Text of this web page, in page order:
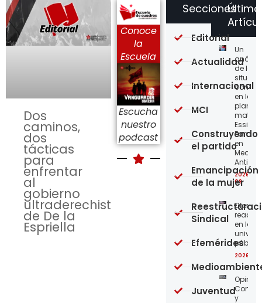
Dos
caminos,
dos
tácticas
para
enfrentar
al
gobierno
ultraderechista
de De la
Espriella
Conoce
la
Escuela
Escucha
nuestro
podcast
Un
de la
en la
planta
matriz
Essity-
Familia
en
2026-
08
en las
2026-
y
Secciones
Editorial
Actualidad
Internacional
MCI
Construyendo
el partido
Emancipación
de la mujer
Sindical
Efemérides
Juventud